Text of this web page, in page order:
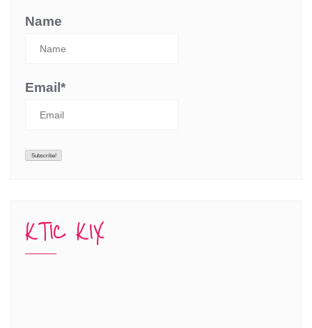
Name
Email*
KTIC KIX